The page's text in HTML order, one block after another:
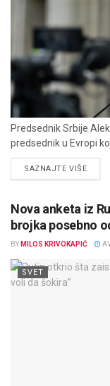
Predsednik Srbije
predsednik u Evropi
SAZNAJTE VIŠE
Nova anketa iz
brojka posebno
BY MILOS KRIVOKAPIĆ
SVET